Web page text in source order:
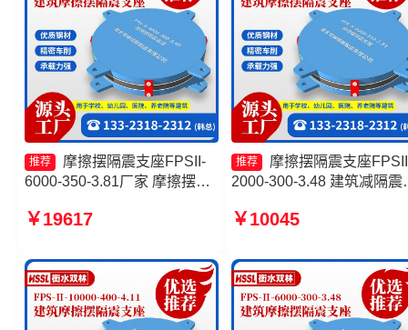
推荐
摩擦摆隔震支座FPSII-
6000-350-3.81厂家 摩擦摆隔
FPSII-1000-350-3.81 建筑摩
￥19617
推荐
摩擦摆隔震支座
2000-300-3.48 建筑减隔震
隔震支座FPS3A源头工厂
300-3.48生产厂家
￥10045